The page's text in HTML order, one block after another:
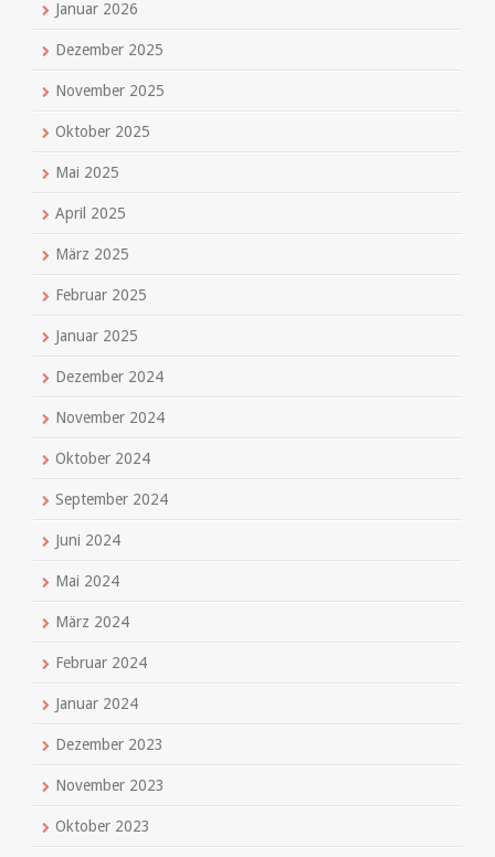
Januar 2026
Dezember 2025
November 2025
Oktober 2025
Mai 2025
April 2025
März 2025
Februar 2025
Januar 2025
Dezember 2024
November 2024
Oktober 2024
September 2024
Juni 2024
Mai 2024
März 2024
Februar 2024
Januar 2024
Dezember 2023
November 2023
Oktober 2023